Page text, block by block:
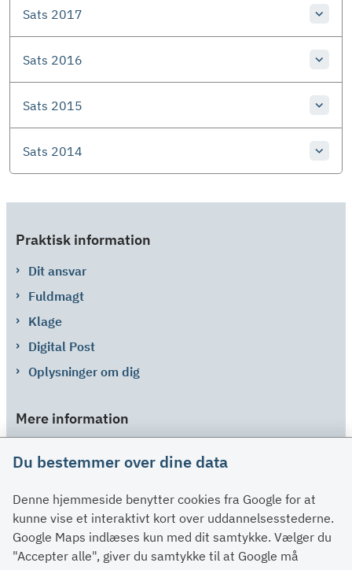
Sats 2017
Sats 2016
Sats 2015
Sats 2014
Praktisk information
Dit ansvar
Fuldmagt
Klage
Digital Post
Oplysninger om dig
Mere information
Spørgsmål og svar
Kontakt
Paragraffer
Du bestemmer over dine data
Denne hjemmeside benytter cookies fra Google for at
kunne vise et interaktivt kort over uddannelsesstederne.
Google Maps indlæses kun med dit samtykke. Vælger du
"Accepter alle", giver du samtykke til at Google må